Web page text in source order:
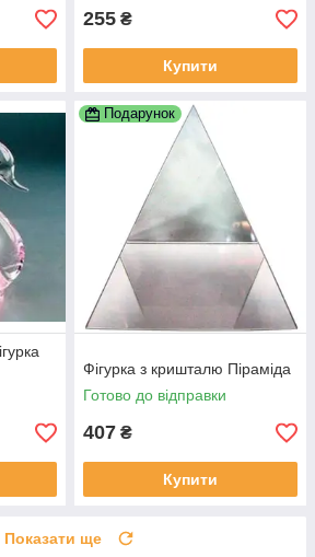
255 ₴
Купити
Подарунок
Фігурка з кришталю Піраміда
Готово до відправки
407 ₴
Купити
Показати ще